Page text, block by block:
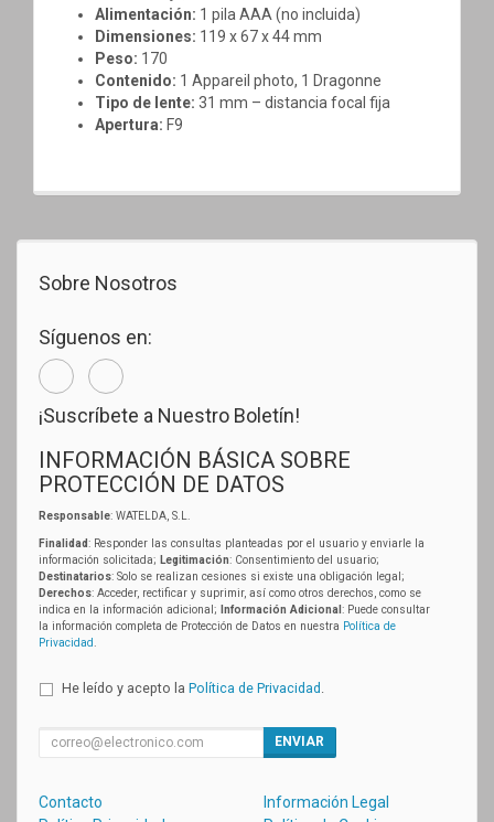
Alimentación: 1 pila AAA (no incluida)
Dimensiones: 119 x 67 x 44 mm
Peso: 170
Contenido: 1 Appareil photo, 1 Dragonne
Tipo de lente: 31 mm – distancia focal fija
Apertura: F9
Sobre Nosotros
Síguenos en:
¡Suscríbete a Nuestro Boletín!
INFORMACIÓN BÁSICA SOBRE
PROTECCIÓN DE DATOS
Responsable: WATELDA, S.L.
Finalidad: Responder las consultas planteadas por el usuario y enviarle la
información solicitada; Legitimación: Consentimiento del usuario;
Destinatarios: Solo se realizan cesiones si existe una obligación legal;
Derechos: Acceder, rectificar y suprimir, así como otros derechos, como se
indica en la información adicional;
Información Adicional : Puede consultar
la información completa de Protección de Datos en nuestra Política de
Privacidad
He leído y acepto la Política de Privacidad
ENVIAR
Contacto
Información Legal